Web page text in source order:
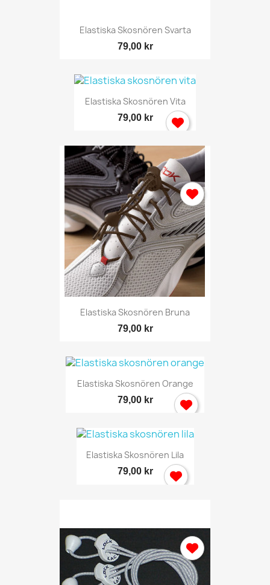
Elastiska Skosnören Svarta
79,00 kr
Elastiska Skosnören Vita
79,00 kr
Elastiska Skosnören Bruna
79,00 kr
Elastiska Skosnören Orange
79,00 kr
Elastiska Skosnören Lila
79,00 kr